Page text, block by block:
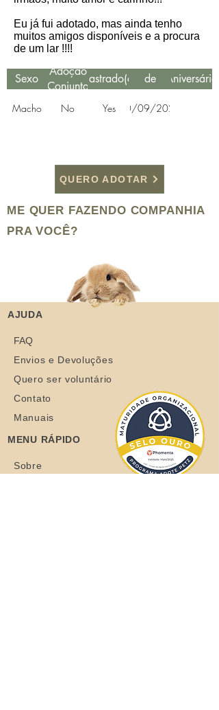
Eu já fui adotado, mas ainda tenho
muitos amigos disponíveis e a procura
de um lar !!!!
Sexo
Adoção
Conjunta
Castrado(a)
de
Resgate
Aniversário
Macho No Yes 10/09/2020
QUERO ADOTAR
ME QUER FAZENDO COMPANHIA
PRA VOCÊ?
AJUDA
FAQ
Envios e Devoluções
Quero ser voluntário
Contato
Manuais
MENU RÁPIDO
Sobre